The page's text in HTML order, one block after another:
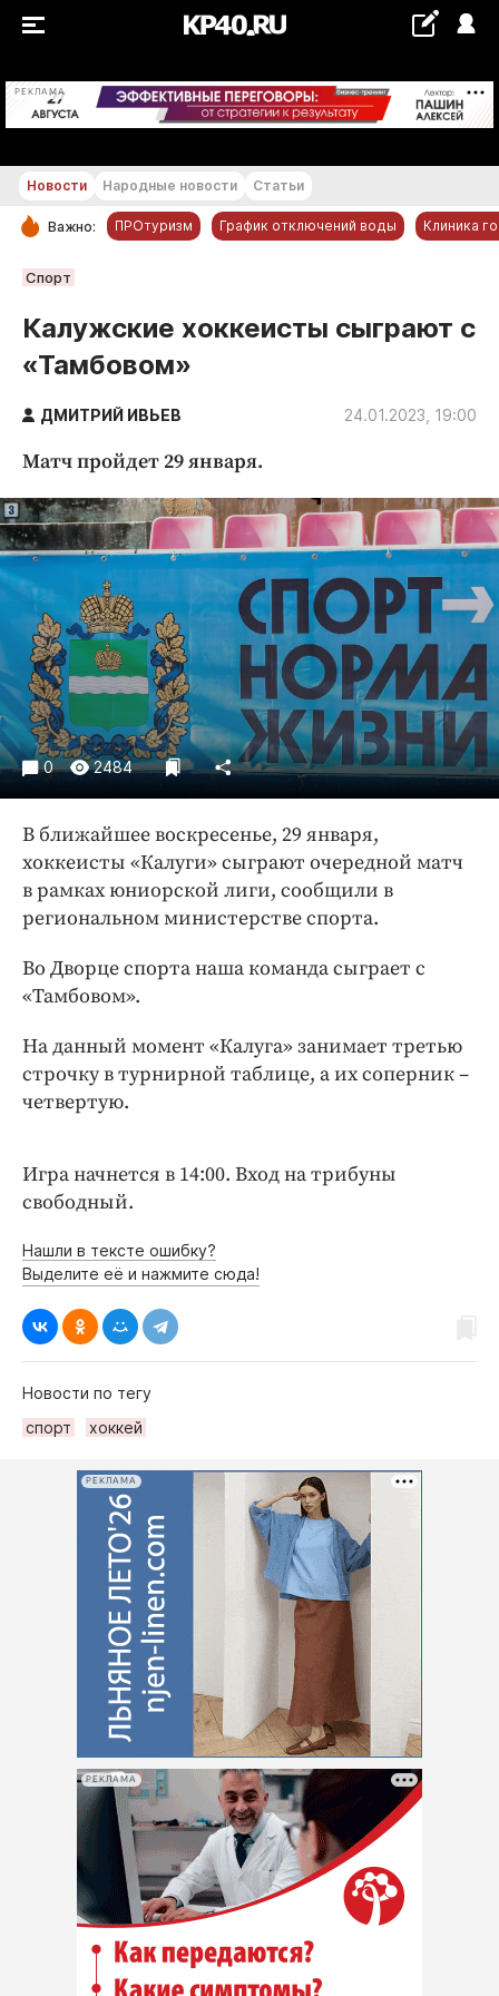
РЕКЛАМА +18...+19 °С
РУБРИКИ
Новости компаний
Статьи
Народные новости
Авто и транспорт
Благоустройство
Криминал
Культура
Недвижимость и ЖКХ
Образование
Общество
Погода
Праздники
Происшествия
Спорт
ПРОЕКТЫ
Блоги
Медиаперсона
Интересное чтиво
Клиника года
Бренд года
Работодатель года
Новости Народные новости Статьи
Важно: ПРОтуризм График отключений воды Клиника
Спорт
Калужские хоккеисты сыграют с
«Тамбовом»
ДМИТРИЙ ИВЬЕВ 24.01.2023, 19:00
Матч пройдет 29 января.
0 2484
В ближайшее воскресенье, 29 января,
хоккеисты «Калуги» сыграют очередной матч
в рамках юниорской лиги, сообщили в
региональном министерстве спорта.
Во Дворце спорта наша команда сыграет с
«Тамбовом».
На данный момент «Калуга» занимает третью
строчку в турнирной таблице, а их соперник –
четвертую.
Игра начнется в 14:00. Вход на трибуны
свободный.
Нашли в тексте ошибку?
Выделите её и нажмите сюда!
Новости по тегу
спорт
хоккей
РЕКЛАМА
РЕКЛАМА